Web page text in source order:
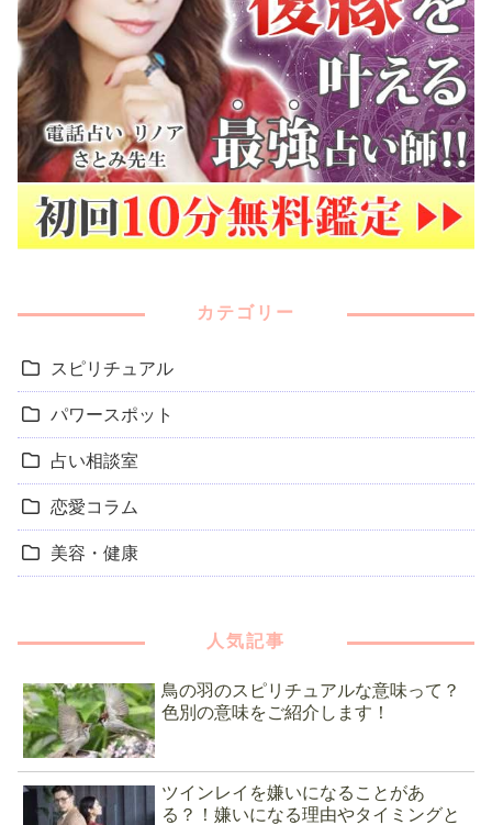
カテゴリー
スピリチュアル
パワースポット
占い相談室
恋愛コラム
美容・健康
人気記事
鳥の羽のスピリチュアルな意味って？
色別の意味をご紹介します！
ツインレイを嫌いになることがあ
る？！嫌いになる理由やタイミングと